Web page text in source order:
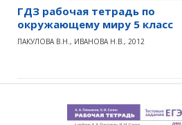
ГДЗ рабочая тетрадь по
окружающему миру 5 класс
ПАКУЛОВА В.Н., ИВАНОВА Н.В., 2012